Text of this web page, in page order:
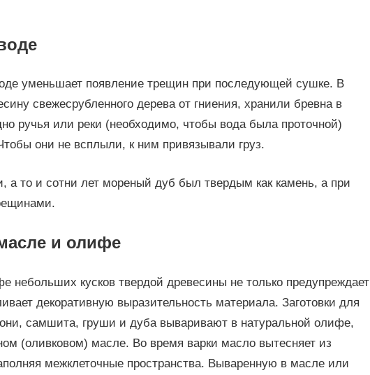
уменьшает появление трещин при последующей сушке. В
свежесрубленного дерева от гниения, хранили бревна в
ручья или реки (необходимо, чтобы вода была проточной)
они не всплыли, к ним привязывали груз.
а то и сотни лет мореный дуб был твердым как камень, а при
и олифе
небольших кусков твердой древесины не только предупреждает
декоративную выразительность материала. Заготовки для
самшита, груши и дуба вываривают в натуральной олифе,
(оливковом) масле. Во время варки масло вытесняет из
межклеточные пространства. Вываренную в масле или